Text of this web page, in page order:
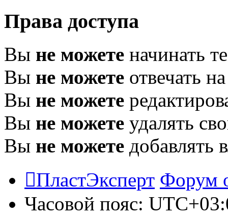
Права доступа
Вы не можете начинать
Вы не можете отвечать
Вы не можете
Вы не можете удалять
Вы не можете добавлять
ПластЭксперт Форум
Часовой пояс: